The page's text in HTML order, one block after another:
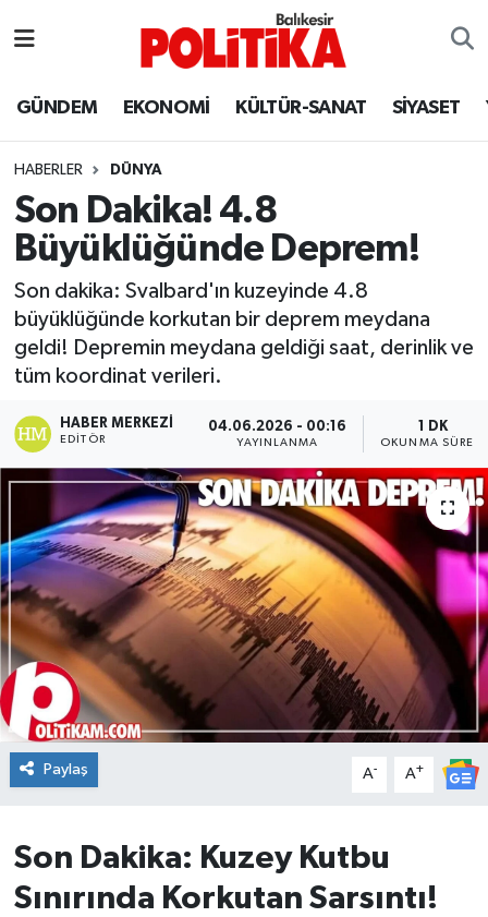
GÜNDEM EKONOMİ KÜLTÜR-SANAT SİYASET
HABERLER DÜNYA
Son Dakika! 4.8
Büyüklüğünde Deprem!
Son dakika: Svalbard'ın kuzeyinde 4.8
büyüklüğünde korkutan bir deprem meydana
geldi! Depremin meydana geldiği saat, derinlik ve
tüm koordinat verileri.
HABER MERKEZI
EDITÖR
04.06.2026 - 00:16
YAYINLANMA
1 DK
OKUNMA SÜRESI
Paylaş A- A+
Son Dakika: Kuzey Kutbu
Sınırında Korkutan Sarsıntı!
Ayvalık
Balya
Bandırma
BİYOGRAFİLER
Burhaniye
ÇEVRE
DÜNYA
Dursunbey
Edremit
EĞİTİM
EKONOMİ
Gömeç
Balıkesir Hava Durumu
Balıkesir Namaz Vakitleri
Balıkesir Trafik Yoğunluk Haritası
Süper Lig Puan Durumu ve Fikstür
Tüm Manşetler
Son Dakika Haberleri
Haber Arşivi